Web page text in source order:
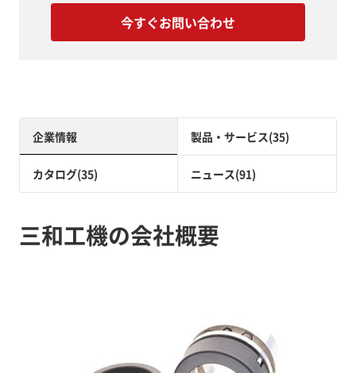
今すぐお問い合わせ
企業情報 製品・サービス(35)
カタログ(35) ニュース(91)
三和工機の会社概要